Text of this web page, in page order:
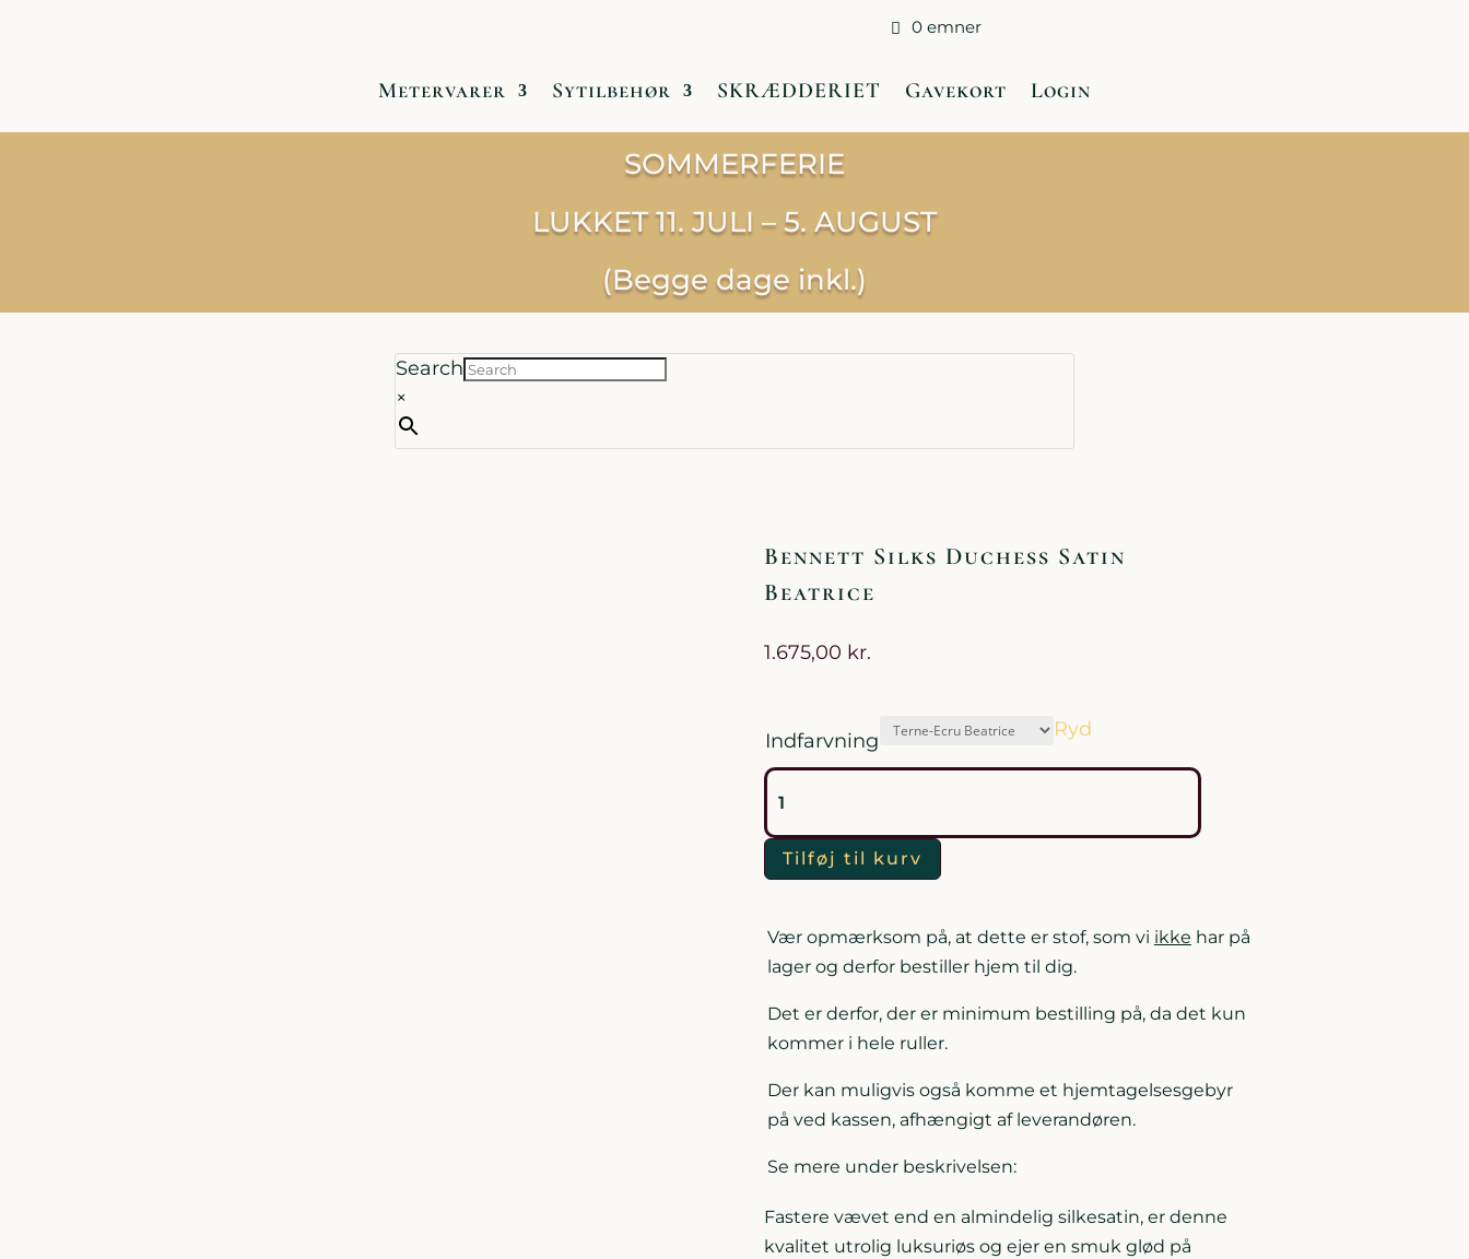
0 emner
Metervarer Sytilbehør SKRÆDDERIET Gavekort Login
SOMMERFERIE
LUKKET 11. JULI – 5. AUGUST
(Begge dage inkl.)
Search
×
Bennett Silks Duchess Satin
Beatrice
1.675,00 kr.
Indfarvning Ryd
Bennett
Silks
Duchess
Satin
antal
Tilføj til kurv
Vær opmærksom på, at dette er stof, som vi ikke har på
lager og derfor bestiller hjem til dig.
Det er derfor, der er minimum bestilling på, da det kun
kommer i hele ruller.
Der kan muligvis også komme et hjemtagelsesgebyr
på ved kassen, afhængigt af leverandøren.
Se mere under beskrivelsen:
Fastere vævet end en almindelig silkesatin, er denne
kvalitet utrolig luksuriøs og ejer en smuk glød på